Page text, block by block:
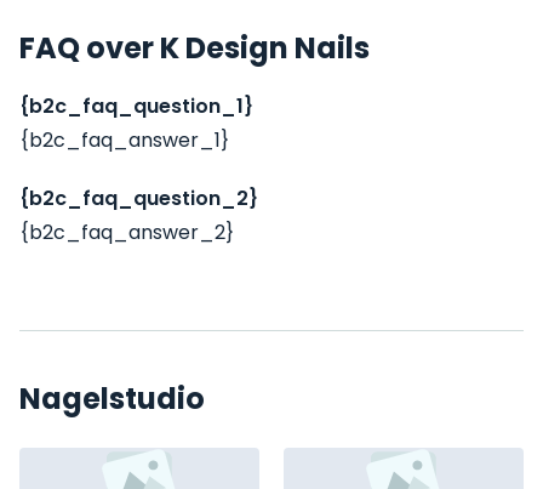
FAQ over K Design Nails
{b2c_faq_question_1}
{b2c_faq_answer_1}
{b2c_faq_question_2}
{b2c_faq_answer_2}
Nagelstudio